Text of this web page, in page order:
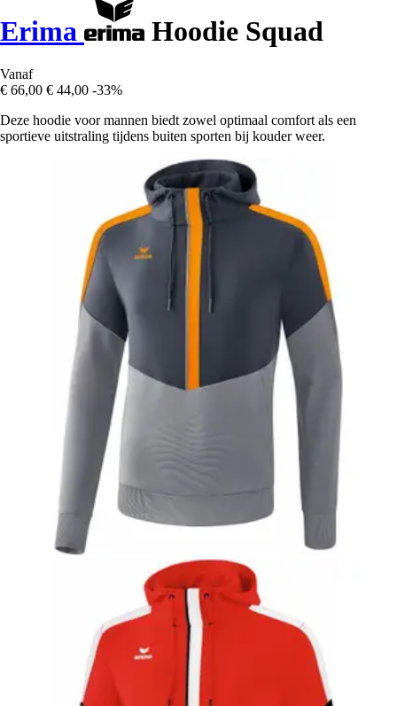
Erima Hoodie Squad
Vanaf
€ 66,00 € 44,00 -33%
Deze hoodie voor mannen biedt zowel optimaal comfort als een
sportieve uitstraling tijdens buiten sporten bij kouder weer.